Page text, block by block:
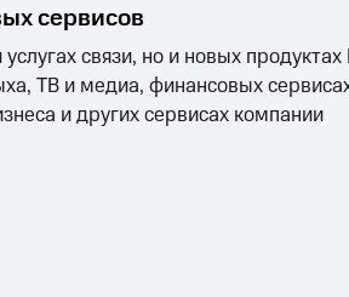
сервисов
связи, но и новых
ТВ и медиа, финансовых
и других сервисах компании